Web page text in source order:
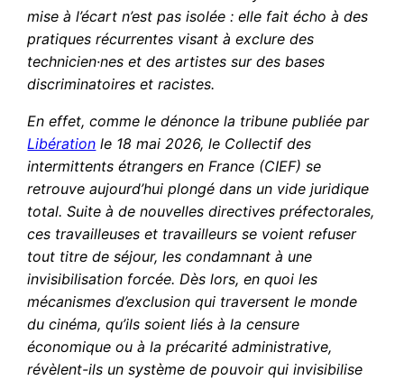
mise à l’écart n’est pas isolée : elle fait écho à des
pratiques récurrentes visant à exclure des
technicien·nes et des artistes sur des bases
discriminatoires et racistes.
En effet, comme le dénonce la tribune publiée par
Libération le 18 mai 2026, le Collectif des
intermittents étrangers en France (CIEF) se
retrouve aujourd’hui plongé dans un vide juridique
total. Suite à de nouvelles directives préfectorales,
ces travailleuses et travailleurs se voient refuser
tout titre de séjour, les condamnant à une
invisibilisation forcée. Dès lors, en quoi les
mécanismes d’exclusion qui traversent le monde
du cinéma, qu’ils soient liés à la censure
économique ou à la précarité administrative,
révèlent-ils un système de pouvoir qui invisibilise